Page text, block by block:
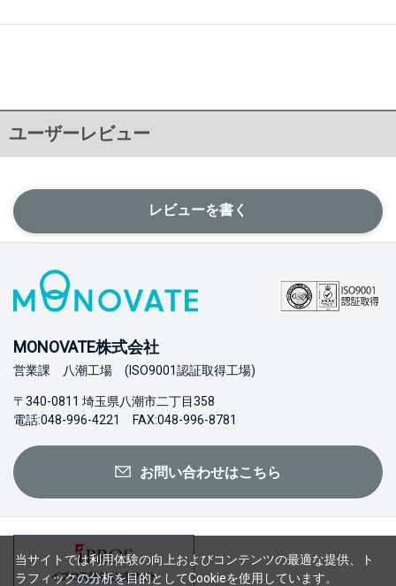
ユーザーレビュー
レビューを書く
MONOVATE株式会社
営業課 八潮工場 (ISO9001認証取得工場)
〒340-0811 埼玉県八潮市二丁目358
電話:048-996-4221 FAX:048-996-8781
お問い合わせはこちら
当サイトでは利用体験の向上およびコンテンツの最適な提供、ト
ラフィックの分析を目的としてCookieを使用しています。